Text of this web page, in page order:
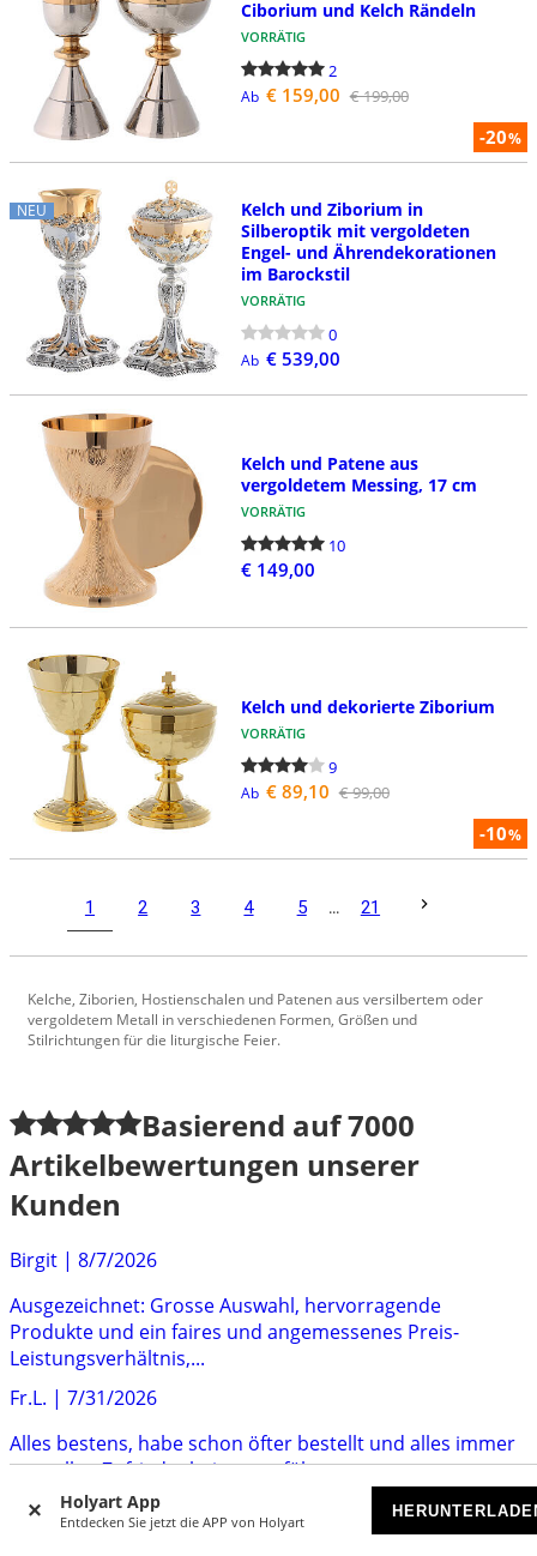
Holyart App
Entdecken Sie jetzt die APP von Holyart
-20%
Ciborium und Kelch Rändeln
VORRÄTIG
2
Ab € 159,00 € 199,00
NEU
Kelch und Ziborium in
Silberoptik mit vergoldeten
Engel- und Ährendekorationen
im Barockstil
VORRÄTIG
0
Ab € 539,00
Kelch und Patene aus
vergoldetem Messing, 17 cm
VORRÄTIG
10
€ 149,00
-10%
Kelch und dekorierte Ziborium
VORRÄTIG
9
Ab € 89,10 € 99,00
1 2 3 4 5 ... 21
Kelche, Ziborien, Hostienschalen und Patenen aus versilbertem oder
vergoldetem Metall in verschiedenen Formen, Größen und
Stilrichtungen für die liturgische Feier.
Basierend auf7000
Artikelbewertungen unserer
Kunden
Birgit | 8/7/2026
Ausgezeichnet: Grosse Auswahl, hervorragende
Produkte und ein faires und angemessenes Preis-
Leistungsverhältnis,...
Fr.L. | 7/31/2026
Alles bestens, habe schon öfter bestellt und alles immer
zur vollen Zufriedenheit ausgeführt.
EG|
7/29/2026